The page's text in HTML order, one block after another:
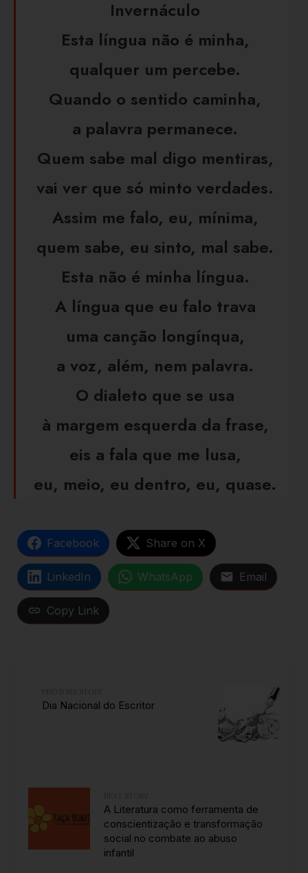
Invernáculo
Esta língua não é minha,
qualquer um percebe.
Quando o sentido caminha,
a palavra permanece.
Quem sabe mal digo mentiras,
vai ver que só minto verdades.
Assim me falo, eu, mínima,
quem sabe, eu sinto, mal sabe.
Esta não é minha língua.
A língua que eu falo trava
uma canção longínqua,
a voz, além, nem palavra.
O dialeto que se usa
à margem esquerda da frase,
eis a fala que me lusa,
eu, meio, eu dentro, eu, quase.
Facebook Share on X
LinkedIn WhatsApp Email
Copy Link
Dia Nacional do Escritor
A Literatura como ferramenta de
conscientização e transformação
social no combate ao abuso
infantil